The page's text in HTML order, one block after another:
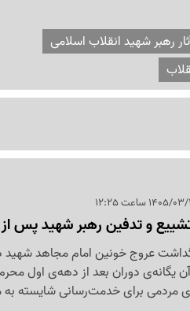
رهبر شهید انقلاب اسلامی
و تدفین رهبر شهید پس
عروج خونین امام مجاهد شهید
یگانه‌ی دوران بعد از دهه‌ی اول
مردمی برای خدمت‌رسانی شایسته به